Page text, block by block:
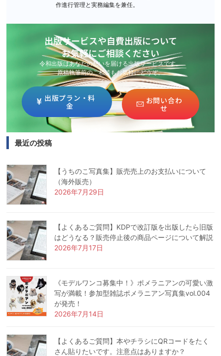
作進行管理と実務編集を兼任。
出版サービスや自費出版について
お気軽にご相談ください
令和出版はあなたの想いを届ける出版サービスです。
原稿執筆前のご相談もお気軽にどうぞ。
出版プラン・料
金
お問い合わ
せ
最近の投稿
【うちのこ写真集】販売売上のお支払いについて
（海外販売）
2026年7月29日
【よくあるご質問】KDPで改訂版を出版したら旧版
はどうなる？販売停止後の商品ページについて解説
2026年7月17日
《モデルワンコ募集中！》ポメラニアンの可愛い激
写が満載！参加型雑誌ポメラニアン写真集vol.004
が発売！
2026年7月14日
【よくあるご質問】本やチラシにQRコードをたく
さん貼りたいです。注意点はありますか？